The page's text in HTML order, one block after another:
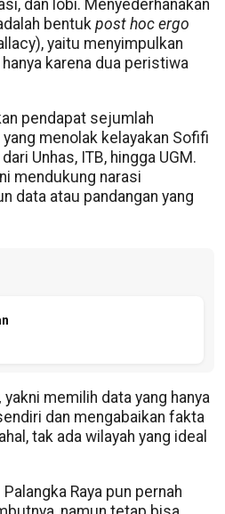
dan lobi. Menyederhanakan
bentuk post hoc ergo
yaitu menyimpulkan
karena dua peristiwa
pendapat sejumlah
menolak kelayakan Sofifi
Unhas, ITB, hingga UGM.
mendukung narasi
data atau pandangan yang
yakni memilih data yang hanya
dan mengabaikan fakta
tak ada wilayah yang ideal
Raya pun pernah